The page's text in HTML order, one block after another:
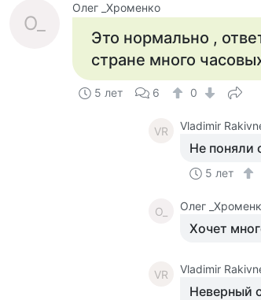
О_
Олег _Хроменко
Это нормально ,
стране много
5 лет 6 0
VR Vladimir
Не поняли
5 лет
О_ Олег
Хочет
VR Vladimir
Неверный